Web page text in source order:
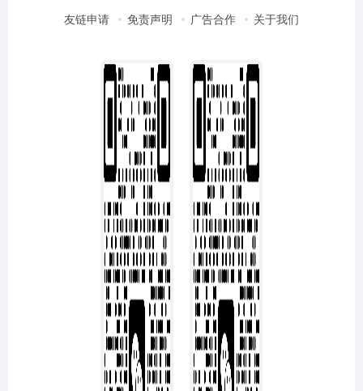
友链申请 免责声明 广告合作 关于我们